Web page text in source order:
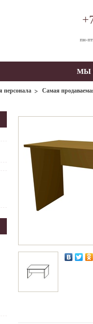
пн-
МЫ
персонала Самая